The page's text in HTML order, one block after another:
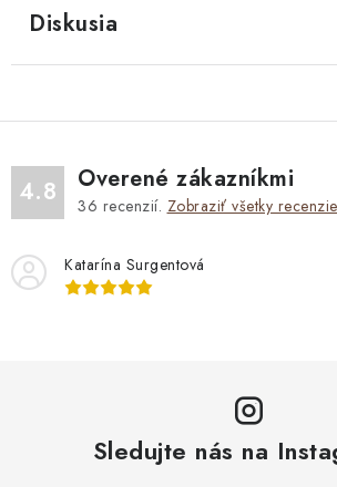
Diskusia
4.8 Overené zákazníkmi
36 recenzií. Zobraziť všetky recenzie
Katarína Surgentová
Sledujte nás na